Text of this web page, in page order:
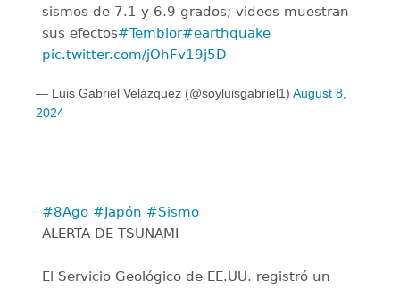
sismos de 7.1 y 6.9 grados; videos muestran
sus efectos#Temblor#earthquake
pic.twitter.com/jOhFv19j5D
— Luis Gabriel Velázquez (@soyluisgabriel1) August 8,
2024
#8Ago #Japón #Sismo
ALERTA DE TSUNAMI
El Servicio Geológico de EE.UU. registró un